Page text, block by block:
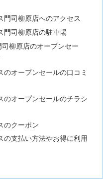
門司柳原店へのアクセス
門司柳原店の駐車場
柳原店のオープンセー
のオープンセールの口コミ
のオープンセールのチラシ
のクーポン
の支払い方法やお得に利用